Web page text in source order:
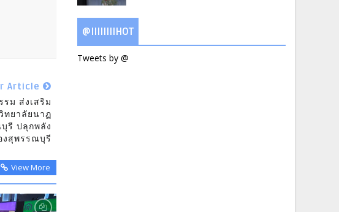
Article
ม ส่งเสริม
ทยาลัยนาฏ
รี ปลุกพลัง
งสุพรรณบุรี
View More
@IIIIIIIIHOT
Tweets by @